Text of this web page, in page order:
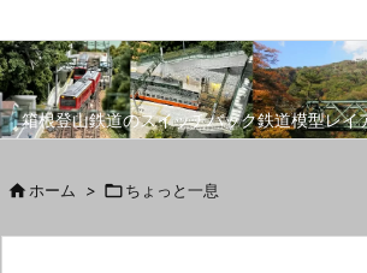
箱根登山鉄道のスイッチバック鉄道模型レイ
 ホーム > ちょっと一息